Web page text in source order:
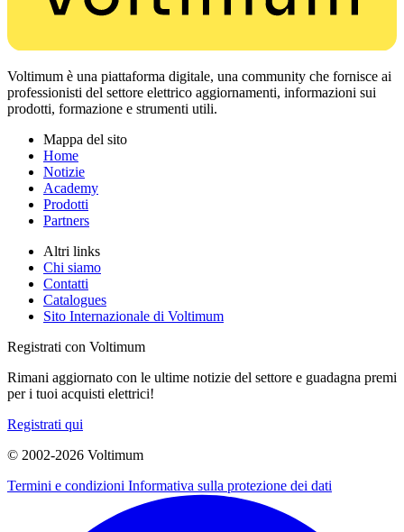
Voltimum è una piattaforma digitale, una community che fornisce ai
professionisti del settore elettrico aggiornamenti, informazioni sui
prodotti, formazione e strumenti utili.
Mappa del sito
Home
Notizie
Academy
Prodotti
Partners
Altri links
Chi siamo
Contatti
Catalogues
Sito Internazionale di Voltimum
Registrati con Voltimum
Rimani aggiornato con le ultime notizie del settore e guadagna premi
per i tuoi acquisti elettrici!
Registrati qui
© 2002-2026 Voltimum
Termini e condizioni Informativa sulla protezione dei dati